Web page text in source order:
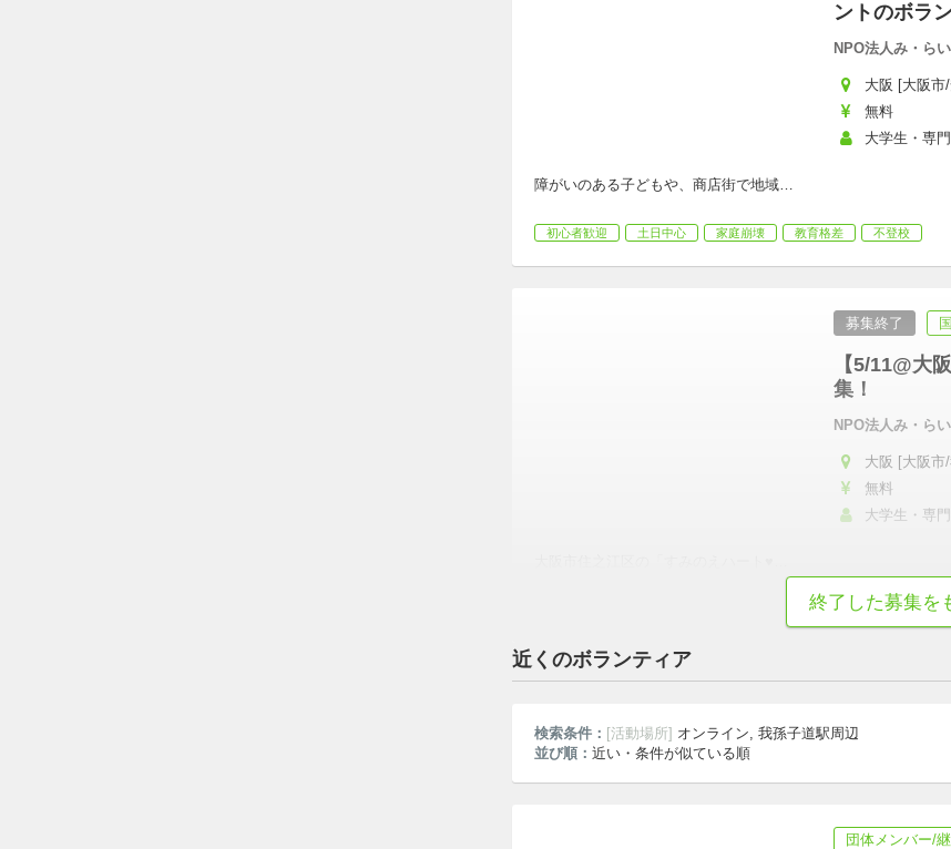
ントのボラ
NPO法人み・ら
大阪 [大阪市
無料
大学生・専
障がいのある子どもや、商店街で地域…
初心者歓迎 土日中心 家庭崩壊 教育格差 不登校
募集終了
【5/11@大
集！
NPO法人み・ら
大阪 [大阪市
無料
大学生・専
子育て/育児
終了した募集を
近くのボランティア
検索条件： [活動場所] オンライン, 我孫子道駅周辺
並び順： 近い・条件が似ている順
団体メンバー/